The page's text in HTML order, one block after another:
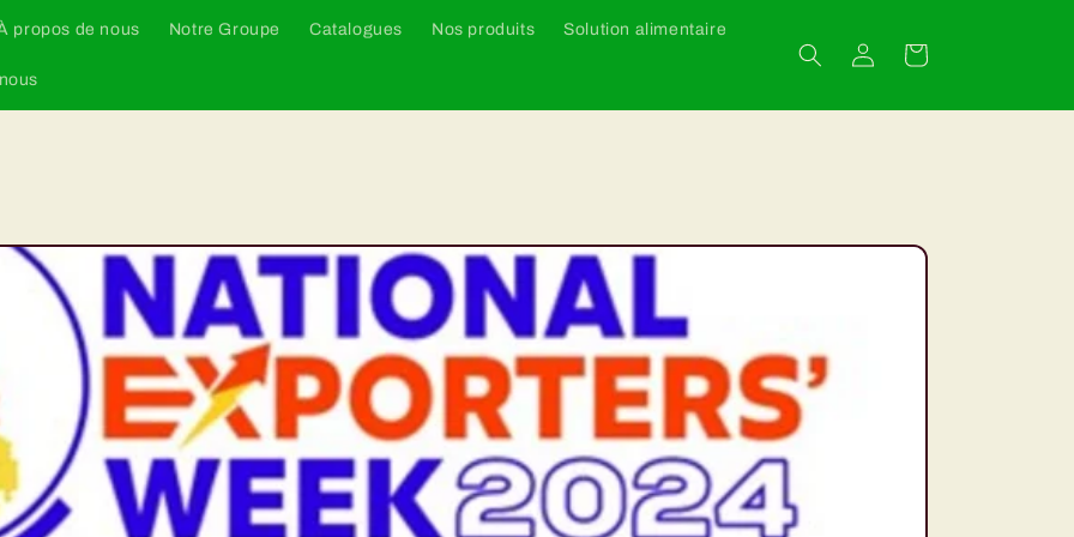
propos de nous Notre Groupe Catalogues Nos produits Solution alimentaire
ConnexionPanier